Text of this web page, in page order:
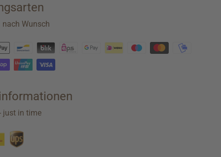
nach Wunsch
just in time